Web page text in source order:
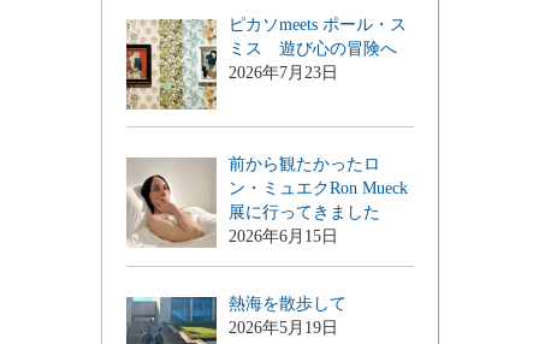
ピカソmeets ポール・ス
ミス 遊び心の冒険へ
2026年7月23日
前から観たかったロ
ン・ミュエクRon Mueck
展に行ってきました
2026年6月15日
熱海を散歩して
2026年5月19日